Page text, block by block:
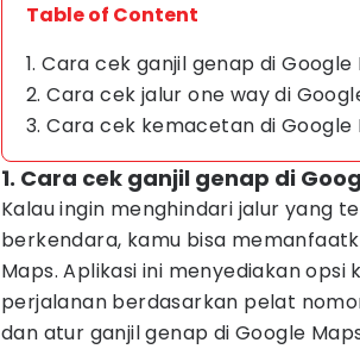
Table of Content
1. Cara cek ganjil genap di Google
2. Cara cek jalur one way di
3. Cara cek kemacetan di Google
1. Cara cek ganjil genap di
Kalau ingin menghindari jalur yang
berkendara, kamu bisa
Maps. Aplikasi ini menyediakan
perjalanan berdasarkan pelat
dan atur ganjil genap di Google